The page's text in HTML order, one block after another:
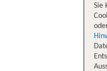
Sie